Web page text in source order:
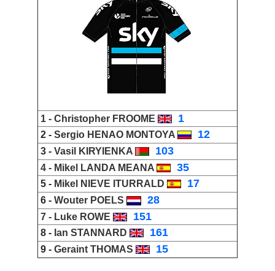
1 - Christopher FROOME 1
2 - Sergio HENAO MONTOYA 12
3 - Vasil KIRYIENKA 103
4 - Mikel LANDA MEANA 35
5 - Mikel NIEVE ITURRALD 17
6 - Wouter POELS 28
7 - Luke ROWE 151
8 - Ian STANNARD 161
9 - Geraint THOMAS
15